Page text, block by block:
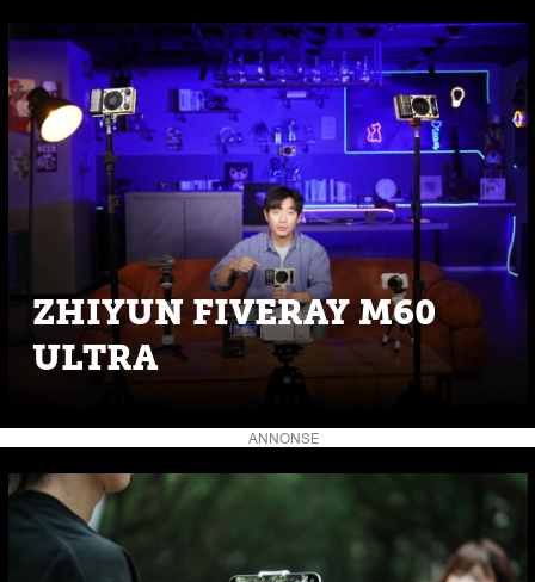
ZHIYUN FIVERAY M60
ULTRA
ANNONSE